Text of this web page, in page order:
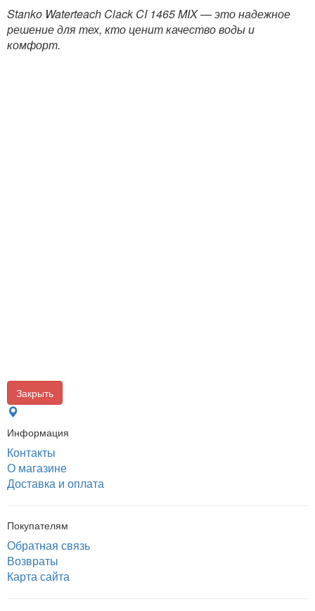
Stanko Waterteach Clack CI 1465 MIX — это надежное
решение для тех, кто ценит качество воды и
комфорт.
Закрыть
Информация
Контакты
О магазине
Доставка и оплата
Покупателям
Обратная связь
Возвраты
Карта сайта